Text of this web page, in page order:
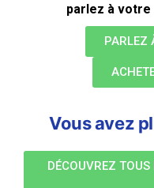
parlez à votre
PARLEZ
Vous avez
DÉCOUVREZ